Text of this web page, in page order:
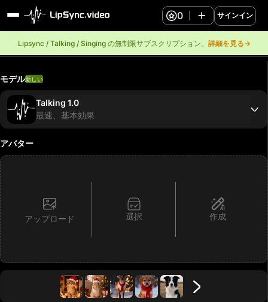
Lipsync / Talking / Singing の無制限サブスクリプション。 詳細を見る→
0 サインイン
モデル新しい
Talking 1.0
最速、基本効果
アバター
アップロード 選択 作成